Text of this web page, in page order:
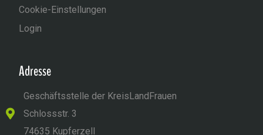
Cookie-Einstellungen
Login
Adresse
Geschäftsstelle der KreisLandFrauen
Schlossstr. 3
74635 Kupferzell